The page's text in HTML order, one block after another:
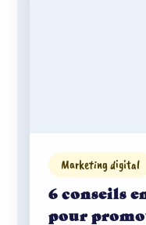
Marketing digital
6 conseils
pour